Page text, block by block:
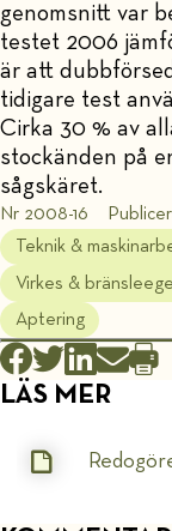
genomsnitt var
testet 2006
är att
tidigare test
Cirka 30 % av
stockänden på
sågskäret.
Nr 2008-16
Teknik &
Virkes &
Aptering
LÄS MER